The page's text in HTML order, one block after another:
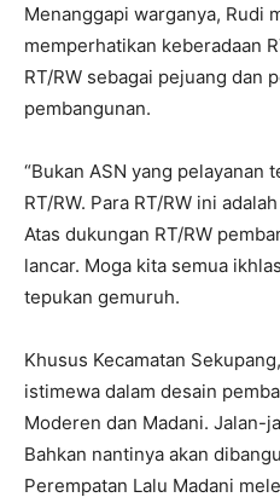
Menanggapi warganya, Rudi
memperhatikan keberadaan
RT/RW sebagai pejuang dan
pembangunan.
“Bukan ASN yang pelayanan
RT/RW. Para RT/RW ini
Atas dukungan RT/RW
lancar. Moga kita semua
tepukan gemuruh.
Khusus Kecamatan
istimewa dalam desain
Moderen dan Madani. Jalan-
Bahkan nantinya akan
Perempatan Lalu Madani